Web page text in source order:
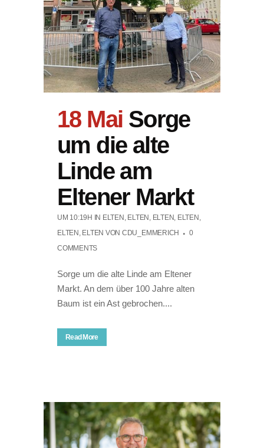
18 Mai Sorge
um die alte
Linde am
Eltener Markt
UM 10:19H IN ELTEN , ELTEN , ELTEN, ELTEN ,
ELTEN , ELTEN VON CDU_EMMERICH
0
COMMENTS
Sorge um die alte Linde am Eltener
Markt. An dem über 100 Jahre alten
Baum ist ein Ast gebrochen....
Read More